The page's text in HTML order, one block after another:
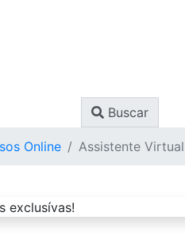
Buscar
Online Assistente Virtual